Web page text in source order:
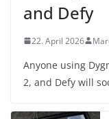
and Defy
22. April 2026
Anyone using
2, and Defy will